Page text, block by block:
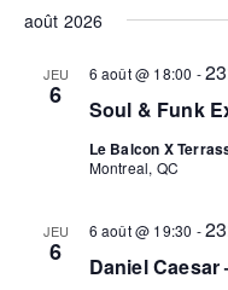
une
août 2026
JEU
6 Soul & Funk
6 août @ 18:00 -
Le Balcon X
Montreal, QC
JEU
6 Daniel
6 août @ 19:30 -